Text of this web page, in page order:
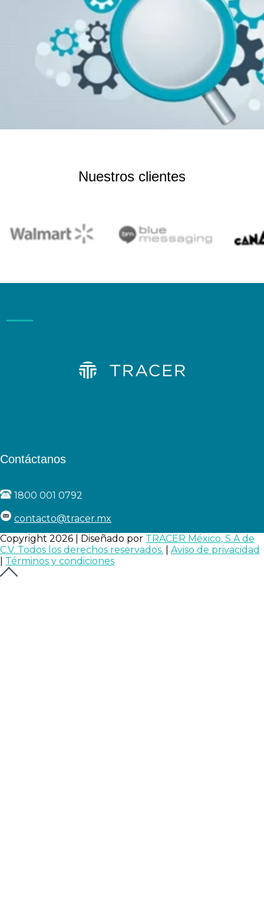
Nuestros clientes
Contáctanos
1800 001 0792
contacto@tracer.mx
Copyright 2026 | Diseñado por TRACER México, S.A de
C.V. Todos los derechos reservados.
Aviso de privacidad
Términos y condiciones